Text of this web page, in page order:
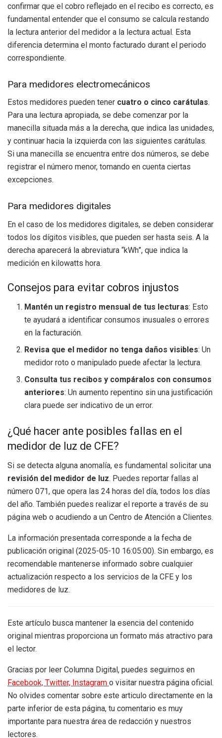
confirmar que el cobro reflejado en el recibo es correcto, es
fundamental entender que el consumo se calcula restando
la lectura anterior del medidor a la lectura actual. Esta
diferencia determina el monto facturado durant el periodo
correspondiente.
Para medidores electromecánicos
Estos medidores pueden tener cuatro o cinco carátulas.
Para una lectura apropiada, se debe comenzar por la
manecilla situada más a la derecha, que indica las unidades,
y continuar hacia la izquierda con las siguientes carátulas.
Si una manecilla se encuentra entre dos números, se debe
registrar el número menor, tomando en cuenta ciertas
excepciones.
Para medidores digitales
En el caso de los medidores digitales, se deben considerar
todos los dígitos visibles, que pueden ser hasta seis. A la
derecha aparecerá la abreviatura “kWh”, que indica la
medición en kilowatts hora.
Consejos para evitar cobros injustos
Mantén un registro mensual de tus lecturas: Esto
te ayudará a identificar consumos inusuales o errores
en la facturación.
Revisa que el medidor no tenga daños visibles: Un
medidor roto o manipulado puede afectar la lectura.
Consulta tus recibos y compáralos con consumos
anteriores: Un aumento repentino sin una justificación
clara puede ser indicativo de un error.
¿Qué hacer ante posibles fallas en el
medidor de luz de CFE?
Si se detecta alguna anomalía, es fundamental solicitar una
revisión del medidor de luz. Puedes reportar fallas al
número 071, que opera las 24 horas del día, todos los días
del año. También puedes realizar el reporte a través de su
página web o acudiendo a un Centro de Atención a Clientes.
La información presentada corresponde a la fecha de
publicación original (2025-05-10 16:05:00). Sin embargo, es
recomendable mantenerse informado sobre cualquier
actualización respecto a los servicios de la CFE y los
medidores de luz.
Este artículo busca mantener la esencia del contenido
original mientras proporciona un formato más atractivo para
el lector.
Gracias por leer Columna Digital, puedes seguirnos en
Facebook, Twitter, Instagram o visitar nuestra página oficial.
No olvides comentar sobre este articulo directamente en la
parte inferior de esta página, tu comentario es muy
importante para nuestra área de redacción y nuestros
lectores.